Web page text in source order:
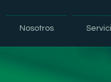
Nosotros